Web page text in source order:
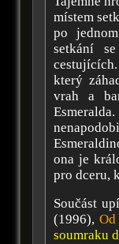
místem
po
setkání
který
vrah a
ona je
pro dceru,
Součást
(1996),
soumraku